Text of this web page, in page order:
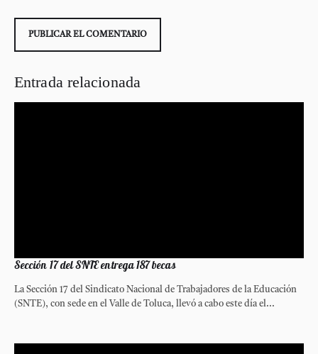
Entrada relacionada
Sección 17 del SNTE entrega 187 becas
La Sección 17 del Sindicato Nacional de Trabajadores de la Educación
(SNTE), con sede en el Valle de Toluca, llevó a cabo este día el...